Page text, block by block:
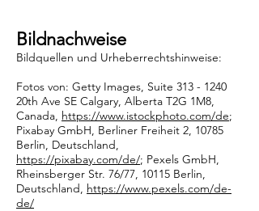
Bildnachweise
Bildquellen und Urheberrechtshinweise:
Fotos von: Getty Images, Suite 313 - 1240
20th Ave SE Calgary, Alberta T2G 1M8,
Canada, https://www.istockphoto.com/de;
Pixabay GmbH, Berliner Freiheit 2, 10785
Berlin, Deutschland,
https://pixabay.com/de/; Pexels GmbH,
Rheinsberger Str. 76/77, 10115 Berlin,
Deutschland, https://www.pexels.com/de-
de/